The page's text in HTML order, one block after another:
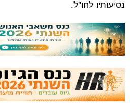
נסיעותיו לחו"ל.